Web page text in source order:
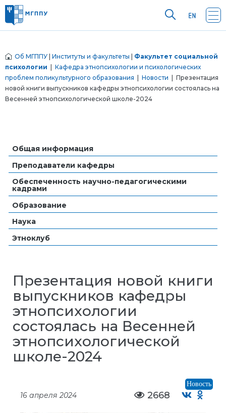
Об МГППУ Институты и факультеты
Факультет социальной
психологии
Кафедра этнопсихологии и психологических
проблем поликультурного образования
Новости | Презентация
новой книги выпускников кафедры этнопсихологии состоялась на
Весенней этнопсихологической школе-2024
Общая информация
Преподаватели кафедры
Обеспеченность научно-педагогическими
кадрами
Образование
Наука
Этноклуб
Презентация новой книги
выпускников кафедры
этнопсихологии
состоялась на Весенней
этнопсихологической
школе-2024
Новость
16 апреля 2024 2668